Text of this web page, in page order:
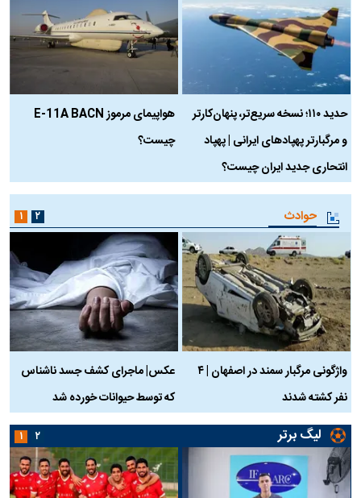
حدید ۱۱۰؛ نسخه سریع‌تر، پنهان‌کارتر
و مرگبارتر پهپادهای ایرانی | پهپاد
انتحاری جدید ایران چیست؟
هواپیمای مرموز E-11A BACN
چیست؟
حوادث
واژگونی مرگبار سمند در اصفهان | ۴
نفر کشته شدند
عکس| ماجرای کشف جسد ناشناس
که توسط حیوانات خورده شد
۱ ۲
لیگ برتر ۱ ۲